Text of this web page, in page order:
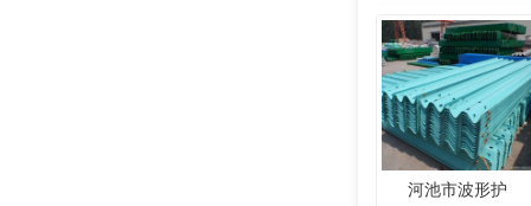
河池市波形护